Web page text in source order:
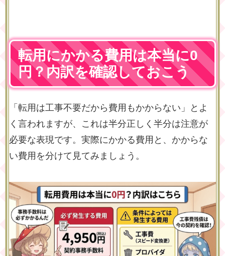
転用にかかる費用は本当に0
円？内訳を確認しておこう
「転用は工事不要だから費用もかからない」とよ
く言われますが、これは半分正しく半分は注意が
必要な表現です。実際にかかる費用と、かからな
い費用を分けて見てみましょう。